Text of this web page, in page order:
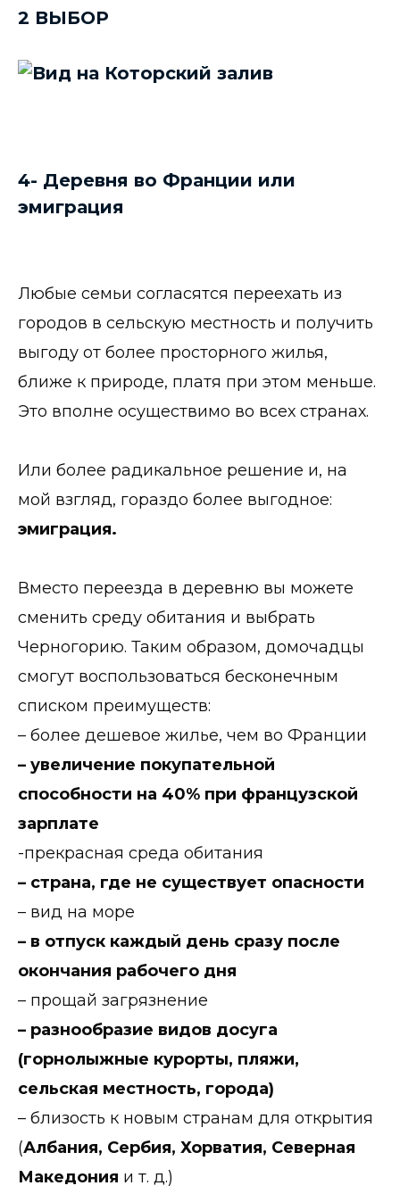
2 ВЫБОР
4- Деревня во Франции или
эмиграция
Любые семьи согласятся переехать из
городов в сельскую местность и получить
выгоду от более просторного жилья,
ближе к природе, платя при этом меньше.
Это вполне осуществимо во всех странах.
Или более радикальное решение и, на
мой взгляд, гораздо более выгодное:
эмиграция.
Вместо переезда в деревню вы можете
сменить среду обитания и выбрать
Черногорию. Таким образом, домочадцы
смогут воспользоваться бесконечным
списком преимуществ:
– более дешевое жилье, чем во Франции
– увеличение покупательной
способности на 40% при французской
зарплате
-прекрасная среда обитания
– страна, где не существует опасности
– вид на море
– в отпуск каждый день сразу после
окончания рабочего дня
– прощай загрязнение
– разнообразие видов досуга
(горнолыжные курорты, пляжи,
сельская местность, города)
– близость к новым странам для открытия
(Албания, Сербия, Хорватия, Северная
Македония и т. д.)